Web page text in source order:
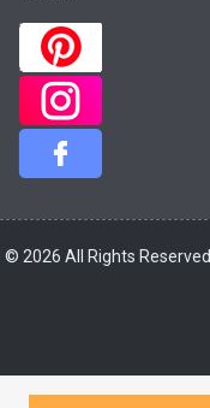
© 2026 All Rights Reserved.